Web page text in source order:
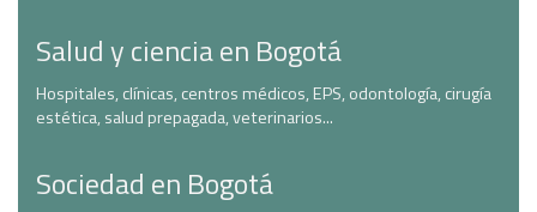
Salud y ciencia en Bogotá
Hospitales, clínicas, centros médicos, EPS, odontología, cirugía
estética, salud prepagada, veterinarios...
Sociedad en Bogotá